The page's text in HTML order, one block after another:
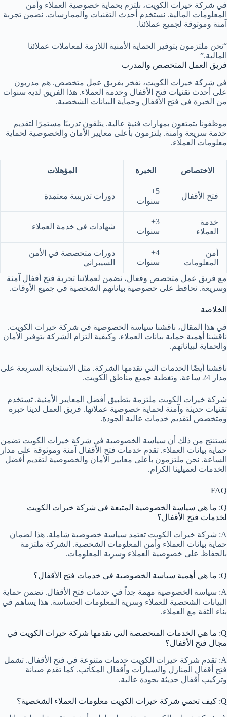
في شركة خيرات الكويت، نلتزم بحماية خصوصية العملاء وأمن
المعلومات المالية. نستخدم أحدث التقنيات والممارسات. نضمن تجربة
آمنة وموثوقة لجميع عملائنا.
“نحن ملتزمون بتوفير الحماية الأمنية اللازمة لمعاملات عملائنا
المالية.”
فريق العمل المتخصص والمدرب
في شركة خيرات الكويت، نفخر بفريق عمل متخصص. هم مدربون
على أحدث تقنيات فتح الأقفال وخدمة العملاء. هذا الفريق لديه سنوات
من الخبرة في فتح الأقفال وحماية البيانات الشخصية.
موظفونا يتمتعون بمهارات فنية عالية. يتلقون تدريبًا مستمرًا لتقديم
خدمة سريعة وآمنة. يلتزمون بأعلى معايير الأمان والخصوصية لحماية
معلومات العملاء.
الاختصاص الخبرة المؤهلات
فتح الأقفال
5+
سنوات
دورات تدريبية معتمدة
خدمة
العملاء
3+
سنوات
شهادات في خدمة العملاء
أمن
المعلومات
4+
سنوات
دورات متخصصة في الأمن
السيبراني
مع فريق عمل متخصص وفعال، نضمن لعملائنا تجربة فتح أقفال آمنة
وسريعة. نحافظ على خصوصية بياناتهم الشخصية في جميع الأوقات.
الخلاصة
في هذا المقال، ناقشنا سياسة الخصوصية في شركة خيرات الكويت.
ناقشنا أهمية حماية بيانات العملاء. وكيفية التزام الشركة بتوفير الأمان
والحماية لبياناتهم.
ناقشنا أيضًا الخدمات التي تقدمها الشركة. مثل الاستجابة السريعة على
مدار 24 ساعة. وتغطية جميع مناطق الكويت.
شركة خيرات الكويت ملتزمة بتطبيق أفضل المعايير الأمنية. تستخدم
تقنيات حديثة وآمنة لحماية خصوصية عملائها. فريق العمل لدينا خبرة
ومتخصص لتقديم خدمات عالية الجودة.
نستنتج من ذلك أن سياسة الخصوصية في شركة خيرات الكويت تضمن
حماية بيانات العملاء. تقدم خدمات فتح الأقفال آمنة وموثوقة على مدار
الساعة. نحن ملتزمون بأعلى معايير الأمان والخصوصية لتقديم أفضل
الخدمات لعميلينا الكرام.
FAQ
Q: ما هي سياسة الخصوصية المتبعة في شركة خيرات الكويت
لخدمات فتح الأقفال؟
A: شركة خيرات الكويت تعتمد سياسة خصوصية شاملة. هذا لضمان
حماية بيانات العملاء وأمن المعلومات الشخصية. الشركة ملتزمة
بالحفاظ على خصوصية العملاء وسرية المعلومات.
Q: ما هي أهمية سياسة الخصوصية في خدمات فتح الأقفال؟
A: سياسة الخصوصية مهمة جداً في خدمات فتح الأقفال. تضمن حماية
البيانات الشخصية للعملاء وسرية المعلومات الحساسة. هذا يساهم في
بناء الثقة مع العملاء.
Q: ما هي الخدمات المتخصصة التي تقدمها شركة خيرات الكويت في
مجال فتح الأقفال؟
A: تقدم شركة خيرات الكويت خدمات متنوعة في فتح الأقفال. تشمل
فتح أقفال المنازل والسيارات وأقفال المكاتب. كما تقدم صيانة
وتركيب أقفال حديثة بجودة عالية.
Q: كيف تحمي شركة خيرات الكويت معلومات العملاء الشخصية؟